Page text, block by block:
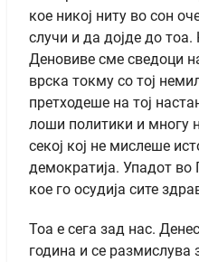
кое никој ниту во сон
случи и да дојде до тоа.
Деновиве сме сведоци
врска токму со тој
претходеше на тој
лоши политики и многу
секој кој не мислеше
демократија. Упадот
кое го осудија сите
Тоа е сега зад нас.
година и се размислува